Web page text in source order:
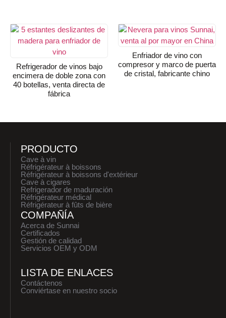
Refrigerador de vinos bajo
encimera de doble zona con
40 botellas, venta directa de
fábrica
Enfriador de vino con
compresor y marco de puerta
de cristal, fabricante chino
PRODUCTO
Cave à vin
Réfrigérateur à boissons
Réfrigérateur à boissons d'extérieur
Cave à cigares
Refrigerador de maduración
Réfrigérateur médical
Réfrigérateur à fûts de bière
COMPAÑÍA
Acerca de Sunnai
Certificados
Gestión de calidad
Servicios OEM y ODM
LISTA DE ENLACES
Contáctenos
Conviértase en nuestro socio